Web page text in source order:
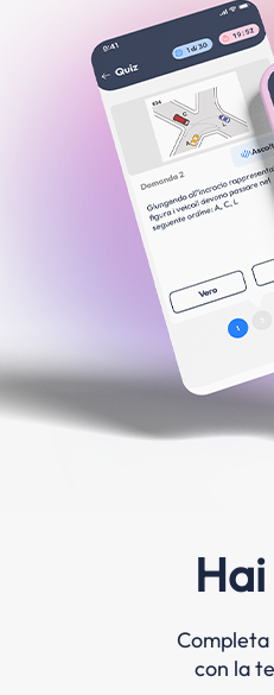
Completa
con la